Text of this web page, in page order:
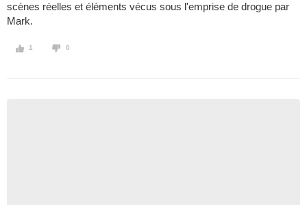
scènes réelles et éléments vécus sous l'emprise de drogue par
Mark.
1 0